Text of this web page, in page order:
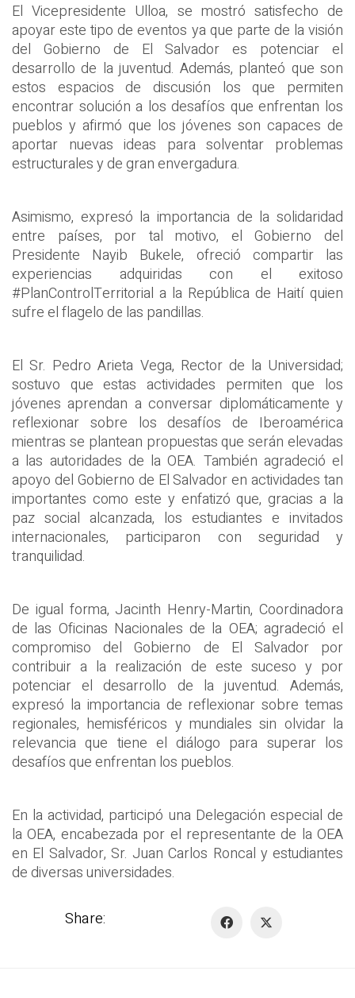
El Vicepresidente Ulloa, se mostró satisfecho de
apoyar este tipo de eventos ya que parte de la visión
del Gobierno de El Salvador es potenciar el
desarrollo de la juventud. Además, planteó que son
estos espacios de discusión los que permiten
encontrar solución a los desafíos que enfrentan los
pueblos y afirmó que los jóvenes son capaces de
aportar nuevas ideas para solventar problemas
estructurales y de gran envergadura.
Asimismo, expresó la importancia de la solidaridad
entre países, por tal motivo, el Gobierno del
Presidente Nayib Bukele, ofreció compartir las
experiencias adquiridas con el exitoso
#PlanControlTerritorial a la República de Haití quien
sufre el flagelo de las pandillas.
El Sr. Pedro Arieta Vega, Rector de la Universidad;
sostuvo que estas actividades permiten que los
jóvenes aprendan a conversar diplomáticamente y
reflexionar sobre los desafíos de Iberoamérica
mientras se plantean propuestas que serán elevadas
a las autoridades de la OEA. También agradeció el
apoyo del Gobierno de El Salvador en actividades tan
importantes como este y enfatizó que, gracias a la
paz social alcanzada, los estudiantes e invitados
internacionales, participaron con seguridad y
tranquilidad.
De igual forma, Jacinth Henry-Martin, Coordinadora
de las Oficinas Nacionales de la OEA; agradeció el
compromiso del Gobierno de El Salvador por
contribuir a la realización de este suceso y por
potenciar el desarrollo de la juventud. Además,
expresó la importancia de reflexionar sobre temas
regionales, hemisféricos y mundiales sin olvidar la
relevancia que tiene el diálogo para superar los
desafíos que enfrentan los pueblos.
En la actividad, participó una Delegación especial de
la OEA, encabezada por el representante de la OEA
en El Salvador, Sr. Juan Carlos Roncal y estudiantes
de diversas universidades.
Share: